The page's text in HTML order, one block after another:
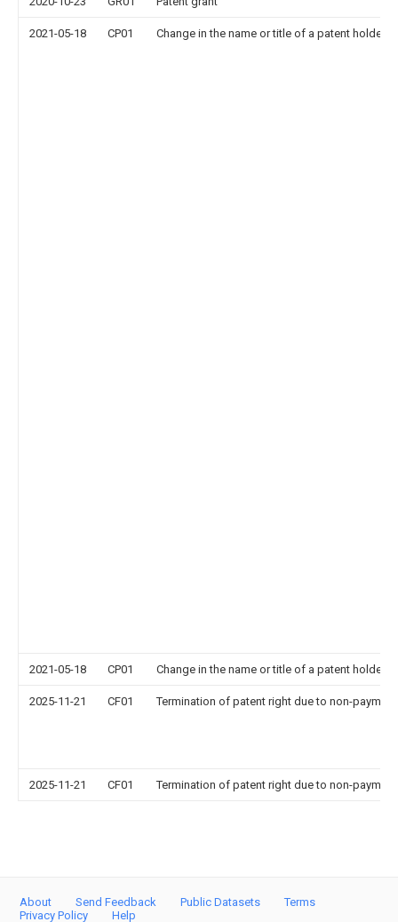
2021-05-18 CP01 Change in the name or title of a patent holder
2021-05-18 CP01 Change in the name or title of a patent holder
2025-11-21 CF01 Termination of patent right due to non-
2025-11-21 CF01 Termination of patent right due to non-
About Send Feedback Public Datasets
Terms
Privacy Policy
Help